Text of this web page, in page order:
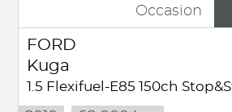
Occasion
FORD
Kuga